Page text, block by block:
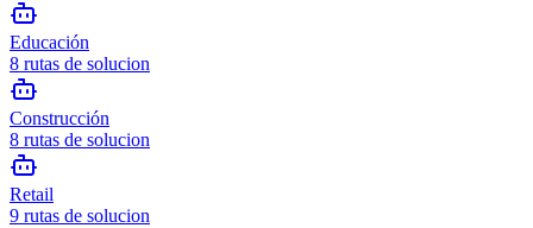
Educación
8 rutas de solucion
Construcción
8 rutas de solucion
Retail
9 rutas de solucion